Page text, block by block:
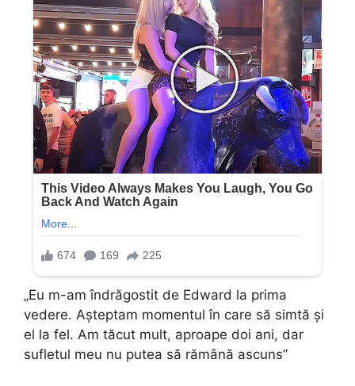
„Eu m-am îndrăgostit de Edward la prima
vedere. Așteptam momentul în care să simtă și
el la fel. Am tăcut mult, aproape doi ani, dar
sufletul meu nu putea să rămână ascuns”